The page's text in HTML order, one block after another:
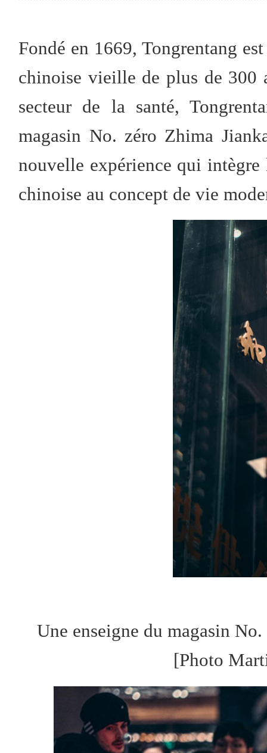
Fondé en 1669, Tongrentang
chinoise vieille de plus de 300
secteur de la santé,
magasin No. zéro Zhima
nouvelle expérience qui
chinoise au concept de vie
Une enseigne du magasin
[Photo